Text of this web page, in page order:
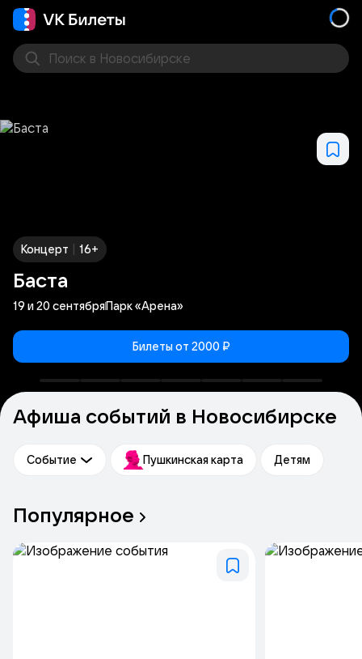
Поиск в Новосибирске
Концерт | 16+
Баста
19 и 20 сентябряПарк «Арена»
Билеты от 2000 ₽
Афиша событий в Новосибирске
Событие Пушкинская карта Детям
Популярное